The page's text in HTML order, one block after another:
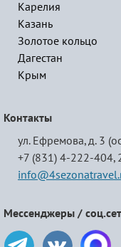
Карелия
Казань
Золотое кольцо
Дагестан
Крым
Контакты
ул. Ефремова, д. 3
+7 (831) 4-222-404,
Мессенджеры /